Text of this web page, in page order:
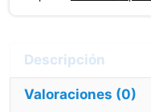
Tipo
Valoraciones (0)